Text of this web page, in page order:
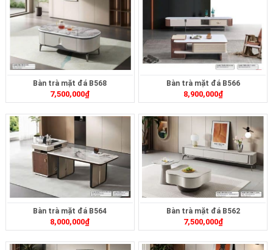
Bàn trà mặt đá B568
7,500,000₫
Bàn trà mặt đá B566
8,900,000₫
Bàn trà mặt đá B564
8,000,000₫
Bàn trà mặt đá B562
7,500,000₫